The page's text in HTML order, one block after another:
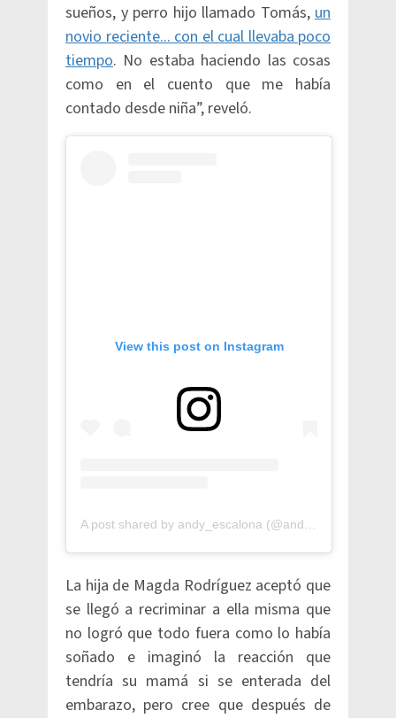
sueños, y perro hijo llamado Tomás, un
novio reciente... con el cual llevaba poco
tiempo. No estaba haciendo las cosas
como en el cuento que me había
contado desde niña”, reveló.
View this post on Instagram
La hija de Magda Rodríguez aceptó que
se llegó a recriminar a ella misma que
no logró que todo fuera como lo había
soñado e imaginó la reacción que
tendría su mamá si se enterada del
embarazo, pero cree que después de